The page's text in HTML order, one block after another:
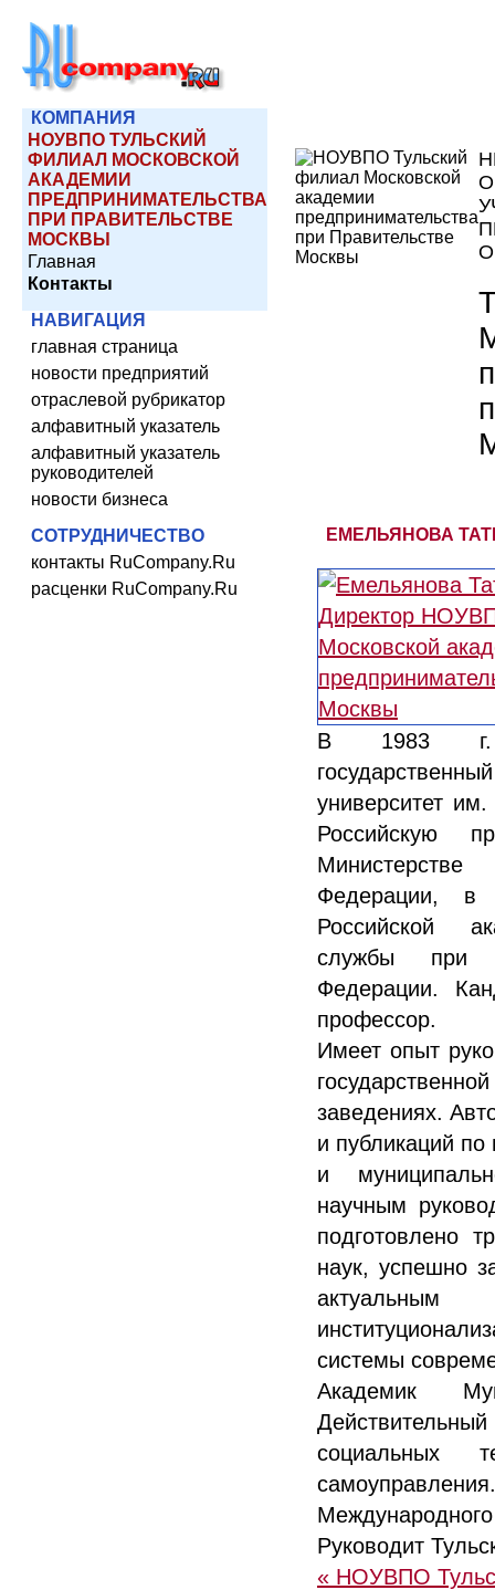
КОМПАНИЯ
НОУВПО ТУЛЬСКИЙ
ФИЛИАЛ МОСКОВСКОЙ
АКАДЕМИИ
ПРЕДПРИНИМАТЕЛЬСТВА
ПРИ ПРАВИТЕЛЬСТВЕ
МОСКВЫ
Главная
Контакты
НАВИГАЦИЯ
главная страница
новости предприятий
отраслевой рубрикатор
алфавитный указатель
алфавитный указатель
руководителей
новости бизнеса
СОТРУДНИЧЕСТВО
контакты RuCompany.Ru
расценки RuCompany.Ru
ЕМЕЛЬЯНОВА
В 1983 г.
университет
Российскую
Федерации, в
Российской
службы при
Федерации.
профессор.
Имеет опыт
заведениях.
и публикаций по
и
научным
подготовлено
наук, успешно
системы
Академик
социальных
Руководит
« НОУВПО